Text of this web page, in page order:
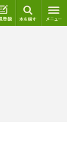
イン 新規登録